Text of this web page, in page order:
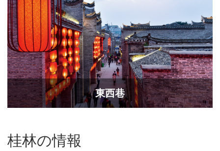
東西巷
桂林の情報